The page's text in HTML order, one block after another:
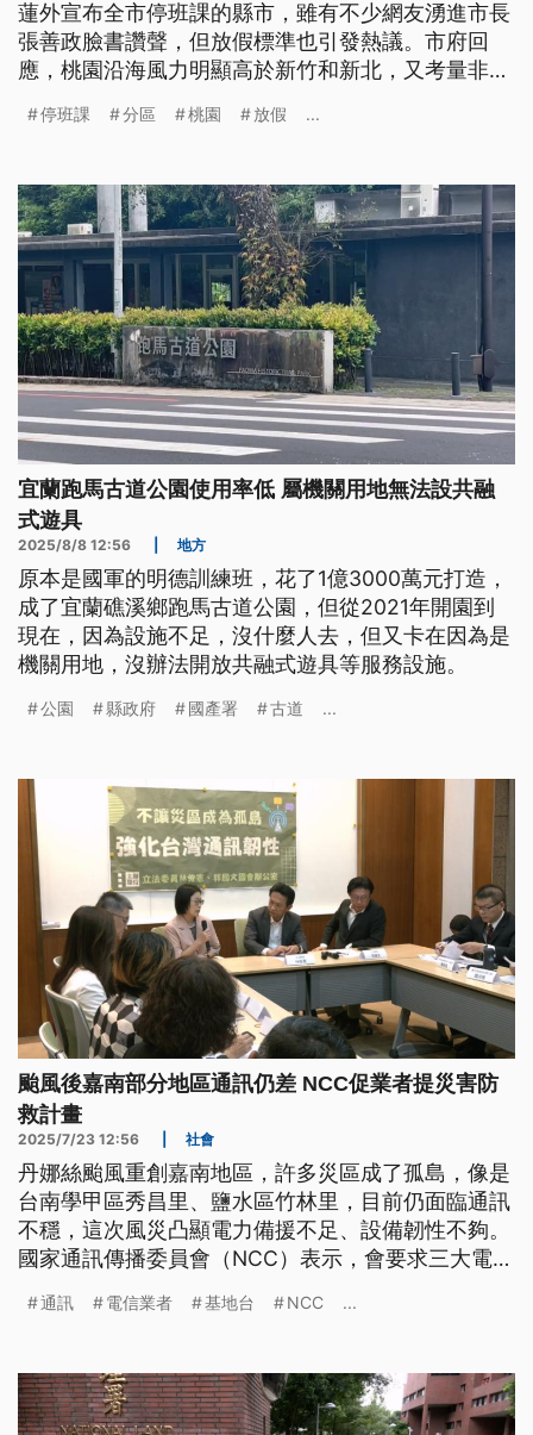
蓮外宣布全市停班課的縣市，雖有不少網友湧進市長
張善政臉書讚聲，但放假標準也引發熱議。市府回
應，桃園沿海風力明顯高於新竹和新北，又考量非暑
停班課 分區 桃園 放假 ...
宜蘭跑馬古道公園使用率低 屬機關用地無法設共融
式遊具
2025/8/8 12:56 地方
原本是國軍的明德訓練班，花了1億3000萬元打造，
成了宜蘭礁溪鄉跑馬古道公園，但從2021年開園到
現在，因為設施不足，沒什麼人去，但又卡在因為是
機關用地，沒辦法開放共融式遊具等服務設施。
公園 縣政府 國產署 古道 ...
颱風後嘉南部分地區通訊仍差 NCC促業者提災害防
救計畫
2025/7/23 12:56 社會
丹娜絲颱風重創嘉南地區，許多災區成了孤島，像是
台南學甲區秀昌里、鹽水區竹林里，目前仍面臨通訊
不穩，這次風災凸顯電力備援不足、設備韌性不夠。
國家通訊傳播委員會（NCC）表示，會要求三大電信
復災區的通訊品質，也提議共同建置高抗災的基地
通訊 電信業者 基地台 NCC ...